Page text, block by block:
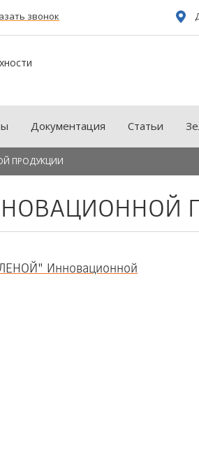
звонок
Документация Статьи
ПРОДУКЦИИ
Инновационной